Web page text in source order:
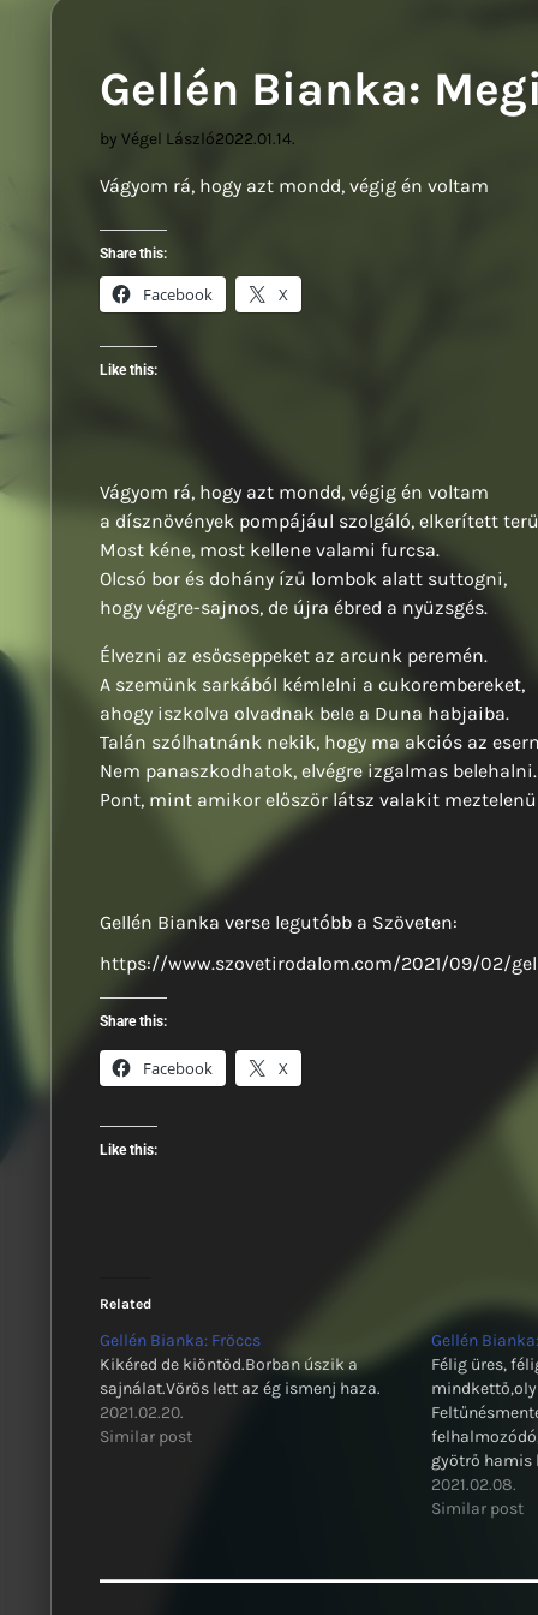
Gellén Bianka:
by Végel László2022.01.14.
Vágyom rá, hogy azt mondd, végig én voltam
Share this:
Facebook X
Like this:
Vágyom rá, hogy azt mondd, végig én voltam
a dísznövények pompájául szolgáló, elkerített
Most kéne, most kellene valami furcsa.
Olcsó bor és dohány ízű lombok alatt suttogni,
hogy végre-sajnos, de újra ébred a nyüzsgés.
Élvezni az esőcseppeket az arcunk peremén.
A szemünk sarkából kémlelni a cukorembereket,
ahogy iszkolva olvadnak bele a Duna habjaiba.
Talán szólhatnánk nekik, hogy ma akciós az
Nem panaszkodhatok, elvégre izgalmas belehalni.
Pont, mint amikor először látsz valakit
Gellén Bianka verse legutóbb a Szöveten:
https://www.szovetirodalom.com/2021/09/02/
Share this:
Facebook X
Like this:
Related
Gellén Bianka: Fröccs
Kikéred de kiöntöd.Borban úszik a
sajnálat.Vörös lett az ég ismenj haza.
2021.02.20.
Similar post
Gellén
Félig üres,
gyötrő hamis
Halhatatlanok.
2021.02.08.
Similar post